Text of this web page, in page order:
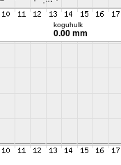
koguhulk
0.00 mm